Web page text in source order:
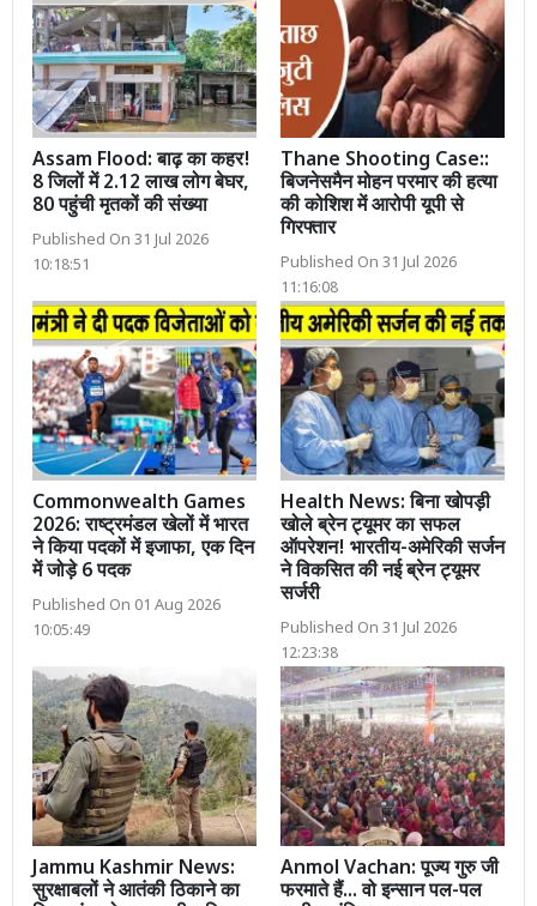
Assam Flood: बाढ़ का कहर!
8 जिलों में 2.12 लाख लोग बेघर,
80 पहुंची मृतकों की संख्या
Published On 31 Jul 2026
10:18:51
Thane Shooting Case::
बिजनेसमैन मोहन परमार की हत्या
की कोशिश में आरोपी यूपी से
गिरफ्तार
Published On 31 Jul 2026
11:16:08
Commonwealth Games
2026: राष्ट्रमंडल खेलों में भारत
ने किया पदकों में इजाफा, एक दिन
में जोड़े 6 पदक
Published On 01 Aug 2026
10:05:49
Health News: बिना खोपड़ी
खोले ब्रेन ट्यूमर का सफल
ऑपरेशन! भारतीय-अमेरिकी सर्जन
ने विकसित की नई ब्रेन ट्यूमर
सर्जरी
Published On 31 Jul 2026
12:23:38
Jammu Kashmir News:
सुरक्षाबलों ने आतंकी ठिकाने का
Anmol Vachan: पूज्य गुरु जी
फरमाते हैं... वो इन्सान पल-पल